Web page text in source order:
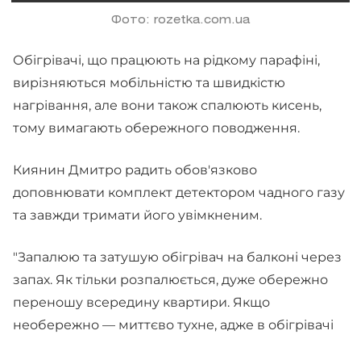
Фото: rozetka.com.ua
Обігрівачі, що працюють на рідкому парафіні,
вирізняються мобільністю та швидкістю
нагрівання, але вони також спалюють кисень,
тому вимагають обережного поводження.
Киянин Дмитро радить обов'язково
доповнювати комплект детектором чадного газу
та завжди тримати його увімкненим.
"Запалюю та затушую обігрівач на балконі через
запах. Як тільки розпалюється, дуже обережно
переношу всередину квартири. Якщо
необережно — миттєво тухне, адже в обігрівачі